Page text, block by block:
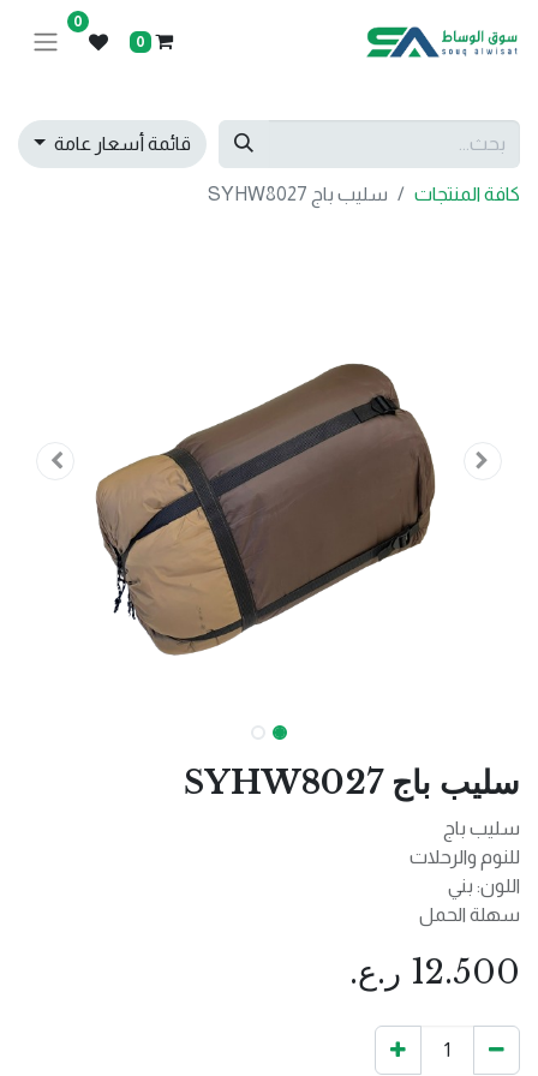
0
0
قائمة أسعار عامة
كافة المنتجات سليب باج SYHW8027
سليب باج SYHW8027
سليب باج
للنوم والرحلات
اللون: بني
سهلة الحمل
12.500 ر.ع.